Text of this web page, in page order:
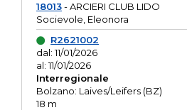
18013- ARCIERI CLUB LIDO
Socievole, Eleonora
R2621002
dal: 11/01/2026
al: 11/01/2026
Interregionale
Bolzano: Laives/Leifers (BZ)
18 m